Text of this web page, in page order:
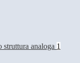
analoga 1